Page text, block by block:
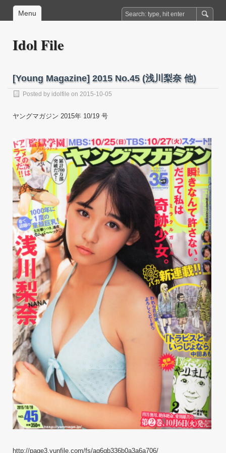
Menu
Idol File
[Young Magazine] 2015 No.45 (浅川梨奈 他)
Posted by idolfile on 2015-10-05
ヤングマガジン 2015年 10/19 号
http://page3.yunfile.com/fs/aq6qb336b0a3a6a706/